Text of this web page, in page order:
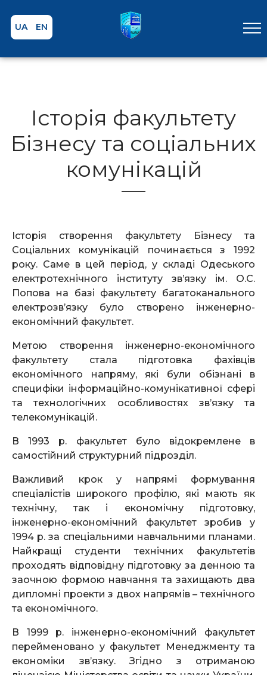
UA EN
Iсторія факультету
Бізнесу та соціальних
комунікацій
Історія створення факультету Бізнесу та
Соціальних комунікацій починається з 1992
року. Саме в цей період, у складі Одеського
електротехнічного інституту зв’язку ім. О.С.
Попова на базі факультету багатоканального
електрозв’язку було створено інженерно-
економічний факультет.
Метою створення інженерно-економічного
факультету стала підготовка фахівців
економічного напряму, які були обізнані в
специфіки інформаційно-комунікативної сфері
та технологічних особливостях зв’язку та
телекомунікацій.
В 1993 р. факультет було відокремлене в
самостійний структурний підрозділ.
Важливий крок у напрямі формування
спеціалістів широкого профілю, які мають як
технічну, так і економічну підготовку,
інженерно-економічний факультет зробив у
1994 р. за спеціальними навчальними планами.
Найкращі студенти технічних факультетів
проходять відповідну підготовку за денною та
заочною формою навчання та захищають два
дипломні проекти з двох напрямів – технічного
та економічного.
В 1999 р. інженерно-економічний факультет
перейменовано у факультет Менеджменту та
економіки зв’язку. Згідно з отриманою